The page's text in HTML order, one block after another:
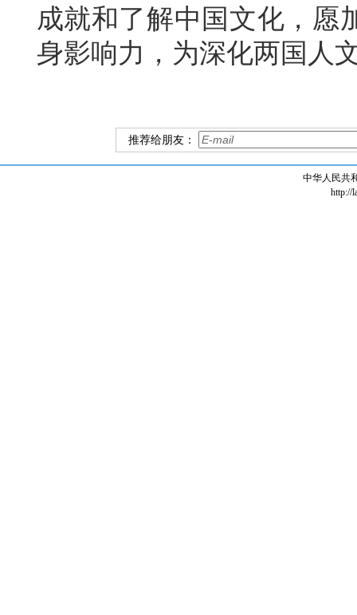
成就和了解中国文化，愿
身影响力，为深化两国人
推荐给朋友：
中华人民共
http://